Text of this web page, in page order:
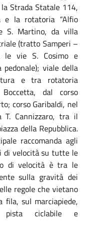
Strada Statale 114,
la rotatoria “Alfio
S. Martino, da villa
(tratto Samperi –
le vie S. Cosimo e
pedonale); viale della
e tra rotatoria
dal corso
corso Garibaldi, nel
Cannizzaro, tra il
della Repubblica.
raccomanda agli
velocità su tutte le
di velocità è tra le
sulla gravità dei
regole che vietano
fila, sul marciapiede,
pista ciclabile e